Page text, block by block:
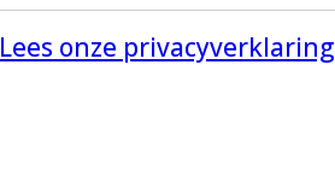
Lees onze privacyverklaring